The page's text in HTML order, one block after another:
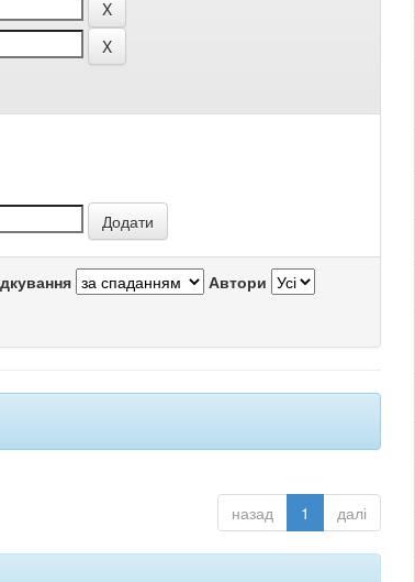
Автори
назад 1 далі